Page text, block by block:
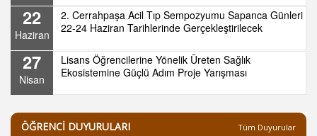
22
Haziran
2. Cerrahpaşa Acil Tıp Sempozyumu Sapanca Günleri
22-24 Haziran Tarihlerinde Gerçekleştirilecek
27
Nisan
Lisans Öğrencilerine Yönelik Üreten Sağlık
Ekosistemine Güçlü Adım Proje Yarışması
ÖĞRENCİ DUYURULARI Tüm Duyurular